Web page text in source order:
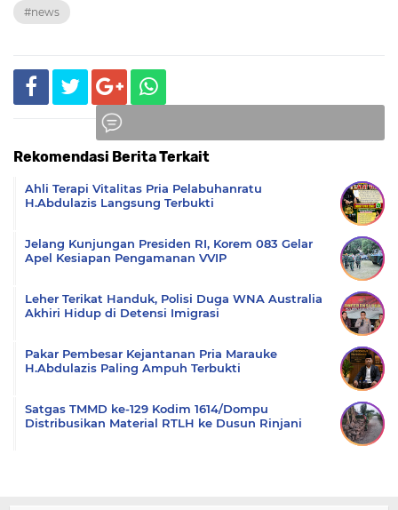
#news
Rekomendasi Berita Terkait
Ahli Terapi Vitalitas Pria Pelabuhanratu
H.Abdulazis Langsung Terbukti
Jelang Kunjungan Presiden RI, Korem 083 Gelar
Apel Kesiapan Pengamanan VVIP
Leher Terikat Handuk, Polisi Duga WNA Australia
Akhiri Hidup di Detensi Imigrasi
Pakar Pembesar Kejantanan Pria Marauke
H.Abdulazis Paling Ampuh Terbukti
Satgas TMMD ke-129 Kodim 1614/Dompu
Distribusikan Material RTLH ke Dusun Rinjani